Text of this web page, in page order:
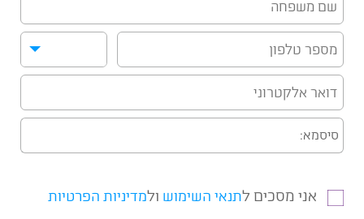
סיסמא:
אני מסכים לתנאי השימוש ולמדיניות הפרטיות